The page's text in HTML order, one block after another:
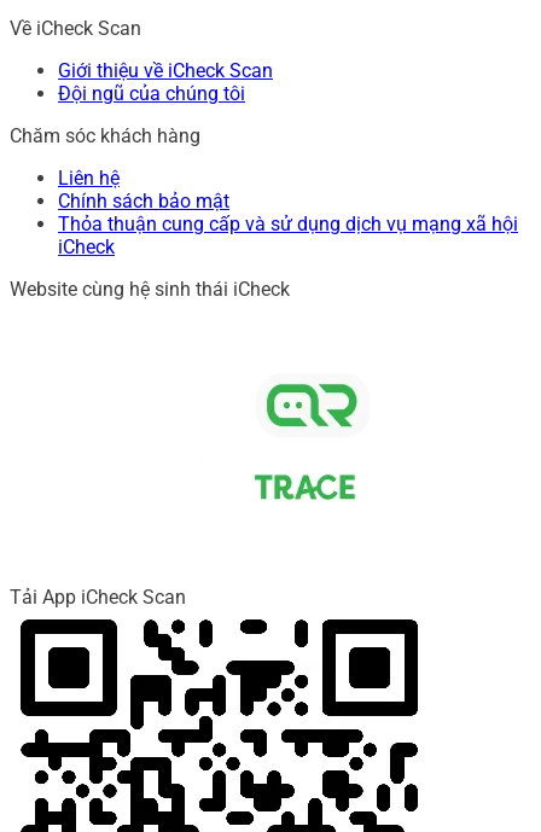
Về iCheck Scan
Giới thiệu về iCheck Scan
Đội ngũ của chúng tôi
Chăm sóc khách hàng
Liên hệ
Chính sách bảo mật
Thỏa thuận cung cấp và sử dụng dịch vụ mạng xã hội
iCheck
Website cùng hệ sinh thái iCheck
Tải App iCheck Scan